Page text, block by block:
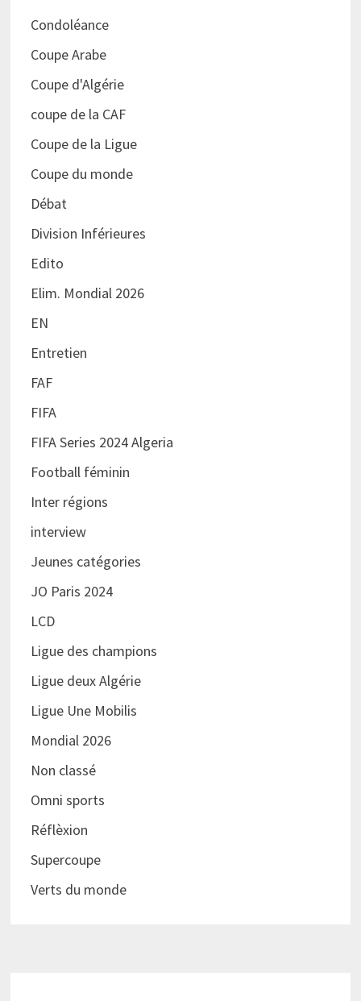
Condoléance
Coupe Arabe
Coupe d'Algérie
coupe de la CAF
Coupe de la Ligue
Coupe du monde
Débat
Division Inférieures
Edito
Elim. Mondial 2026
EN
Entretien
FAF
FIFA
FIFA Series 2024 Algeria
Football féminin
Inter régions
interview
Jeunes catégories
JO Paris 2024
LCD
Ligue des champions
Ligue deux Algérie
Ligue Une Mobilis
Mondial 2026
Non classé
Omni sports
Réflèxion
Supercoupe
Verts du monde